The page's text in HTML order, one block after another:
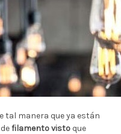
tal manera que ya están
filamento visto que